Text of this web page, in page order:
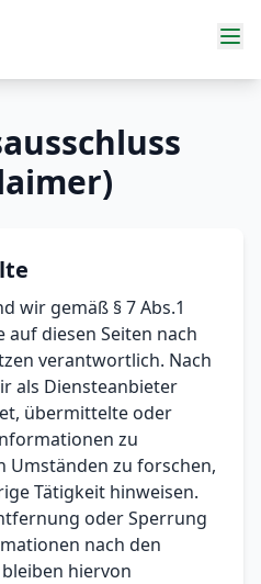
wir gemäß § 7 Abs.1
diesen Seiten nach
verantwortlich. Nach
als Diensteanbieter
übermittelte oder
zu
Umständen zu forschen,
Tätigkeit hinweisen.
oder Sperrung
nach den
hiervon